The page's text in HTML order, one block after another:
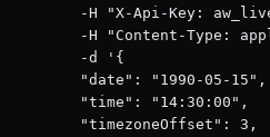
-H "X-Api-Key:
-H "Content-Type:
  -d '{
  "date": "1990-05-15",
  "time": "14:30:00",
  "timezoneOffset": 3,